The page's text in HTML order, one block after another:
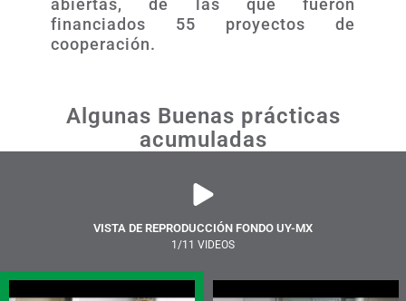
abiertas, de las que fueron
financiados 55 proyectos de
cooperación.
Algunas Buenas prácticas
acumuladas
VISTA DE REPRODUCCIÓN FONDO UY-MX
1 /11 VIDEOS